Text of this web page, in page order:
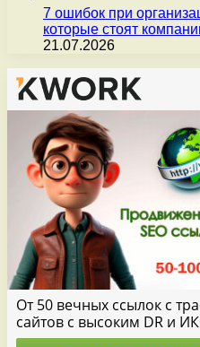
7 ошибок при
которые стоят
21.07.2026